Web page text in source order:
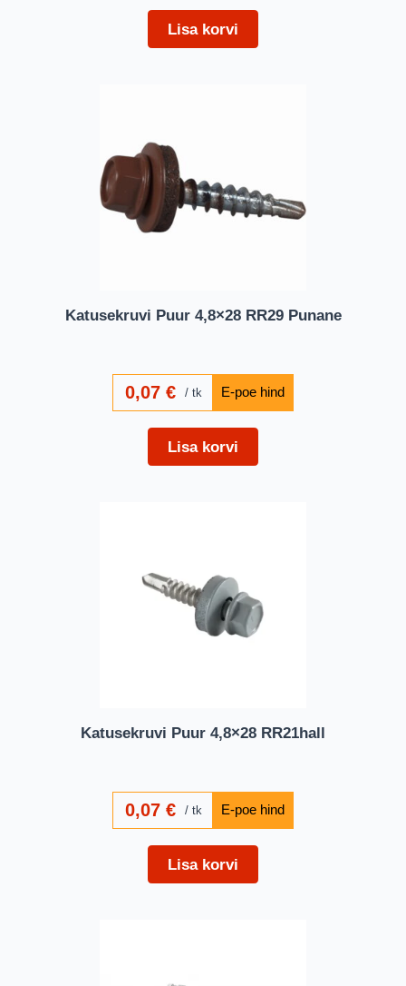
Lisa korvi
Katusekruvi Puur 4,8×28 RR29 Punane
0,07€ tk
Lisa korvi
Katusekruvi Puur 4,8×28 RR21hall
0,07€ tk
Lisa korvi